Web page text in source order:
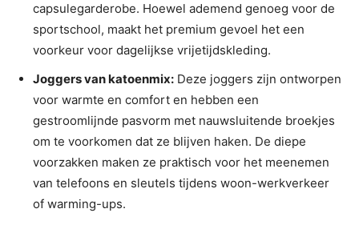
capsulegarderobe. Hoewel ademend genoeg voor de
sportschool, maakt het premium gevoel het een
voorkeur voor dagelijkse vrijetijdskleding.
Joggers van katoenmix: Deze joggers zijn ontworpen
voor warmte en comfort en hebben een
gestroomlijnde pasvorm met nauwsluitende broekjes
om te voorkomen dat ze blijven haken. De diepe
voorzakken maken ze praktisch voor het meenemen
van telefoons en sleutels tijdens woon-werkverkeer
of warming-ups.